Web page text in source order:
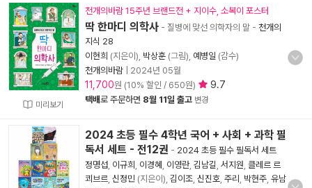
미리보기
천개의바람 15주년 브랜드전 + 지이수, 소복이 포스터
딱 한마디 의학사 - 질병에 맞선 의학자의 말 - 천개의
지식 28
이현희 (지은이), 박상훈 (그림), 예병일 (감수)
천개의바람
2024년 05월
11,700원 (10% 할인 / 650원) 9.7
택배로 주문하면 8월 11일 출고 변경
2024 초등 필수 4학년 국어 + 사회 + 과학 필
독서 세트 - 전12권 - 2024 초등 필수 필독서 세트
정명섭 이규희 이경혜 이영란, 김남길 서지원 클레르 르
쾨브르 신정민 (지은이), 김이조 신진호 주리 박현주 유남